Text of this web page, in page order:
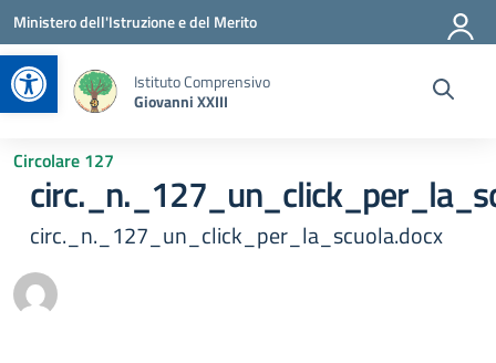
Apri la barra degli strumenti
Vai ai contenuti
Vai al menu di navigazione
Vai al footer
Ministero dell'Istruzione e del Merito
Istituto Comprensivo
Giovanni XXIII
Circolare 127
circ._n._127_un_click_per_la_scuola.docx